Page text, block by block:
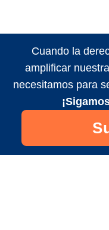
Cuando la
amplificar
necesitamos para